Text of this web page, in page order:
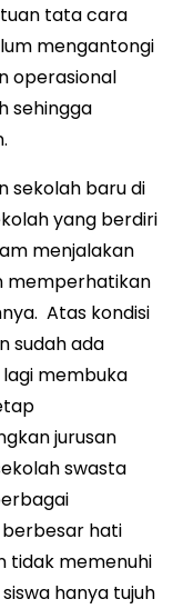
tata cara
mengantongi
operasional
sehingga
sekolah baru di
yang berdiri
menjalakan
memperhatikan
Atas kondisi
sudah ada
lagi membuka
jurusan
swasta
hati
tidak memenuhi
hanya tujuh